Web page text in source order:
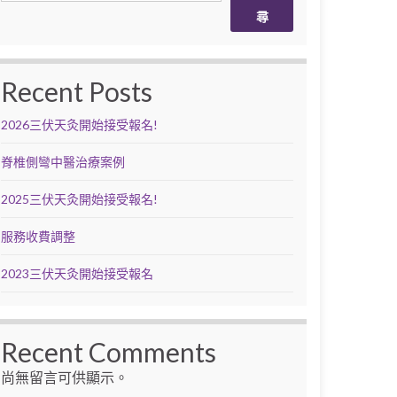
尋
Recent Posts
2026三伏天灸開始接受報名!
脊椎側彎中醫治療案例
2025三伏天灸開始接受報名!
服務收費調整
2023三伏天灸開始接受報名
Recent Comments
尚無留言可供顯示。